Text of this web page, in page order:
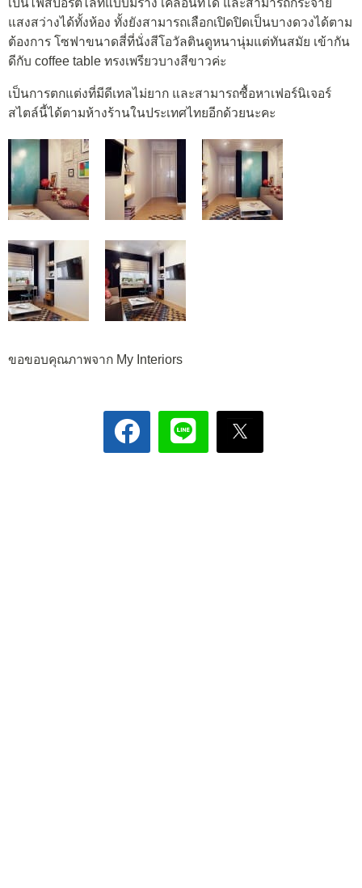
เป็นไฟสปอร์ตไลท์แบบมีราง เคลื่อนที่ได้ และสามารถกระจาย
แสงสว่างได้ทั้งห้อง ทั้งยังสามารถเลือกเปิดปิดเป็นบางดวงได้ตาม
ต้องการ โซฟาขนาดสี่ที่นั่งสีโอวัลตินดูหนานุ่มแต่ทันสมัย เข้ากัน
ดีกับ coffee table ทรงเพรียวบางสีขาวค่ะ
เป็นการตกแต่งที่มีดีเทลไม่ยาก และสามารถซื้อหาเฟอร์นิเจอร์
สไตล์นี้ได้ตามห้างร้านในประเทศไทยอีกด้วยนะคะ
ขอขอบคุณภาพจาก My Interiors